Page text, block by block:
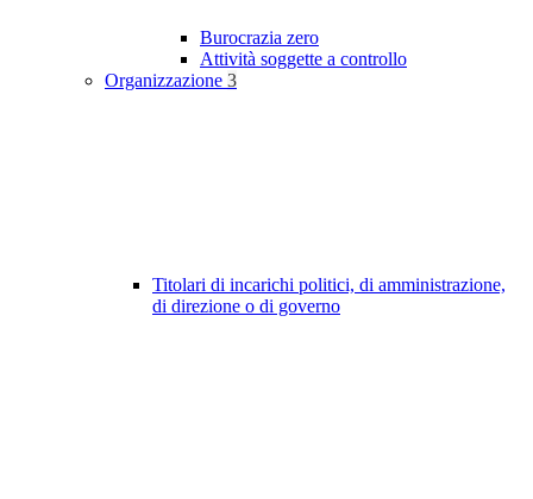
Burocrazia zero
Attività soggette a controllo
Organizzazione 3
Titolari di incarichi politici, di amministrazione,
di direzione o di governo